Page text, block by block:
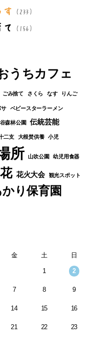
す (233)
て (156)
うちカフェ
ごみ捨て さくら なす りんご
サ ベビースターラーメン
森林公園 伝統芸能
二支 大根焚供養 小児
所 山吹公園 幼児用食器
花 花火大会 観光スポット
り保育園
金 土 日
1 2
7 8 9
14 15 16
21 22 23